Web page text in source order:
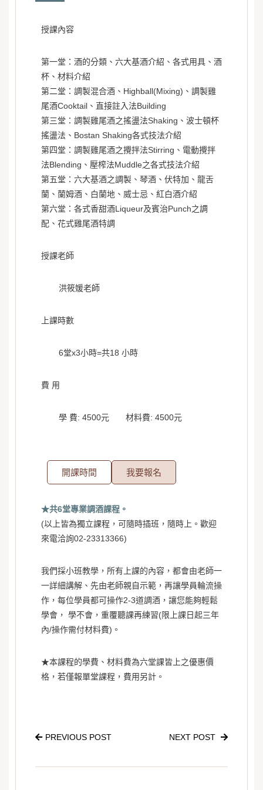
授課內容
第一堂：酒的分類、六大基酒介紹、各式用具、酒
杯、材料介紹
第二堂：調製混合酒、Highball(Mixing)、調製雞
尾酒Cooktail、直接註入法Building
第三堂：調製雞尾酒之搖盪法Shaking、波士頓杯
搖盪法 、 Bostan Shaking各式技法介紹
第四堂：調製雞尾酒之攪拌法Stirring、電動攪拌
法Blending、 壓榨法Muddle之各式技法介紹
第五堂：六大基酒之調製、琴酒、伏特加、龍舌
蘭、蘭姆酒、 白蘭地、威士忌、紅白酒介紹
第六堂：各式香甜酒Liqueur及賓治Punch之調
配、花式雞尾酒特調
授課老師
洪筱媛老師
上課時數
6堂x3小時=共18 小時
費 用
學 費: 4500元 材料費: 4500元
開課時間 我要報名
★共6堂專業調酒課程。
(以上皆為獨立課程，可隨時插班，隨時上。歡迎
來電洽詢02-23313366)
我們採小班教學，所有上課的內容，都會由老師一
一詳細講解、先由老師親自示範，再讓學員輪流操
作，每位學員都可操作2-3道調酒，讓您能夠輕鬆
學會， 學不會，重覆聽課再練習(限上課日起三年
內/操作需付材料費)。
★本課程的學費、材料費為六堂課皆上之優惠價
格，若僅報單堂課程，費用另計。
PREVIOUS POST NEXT POST